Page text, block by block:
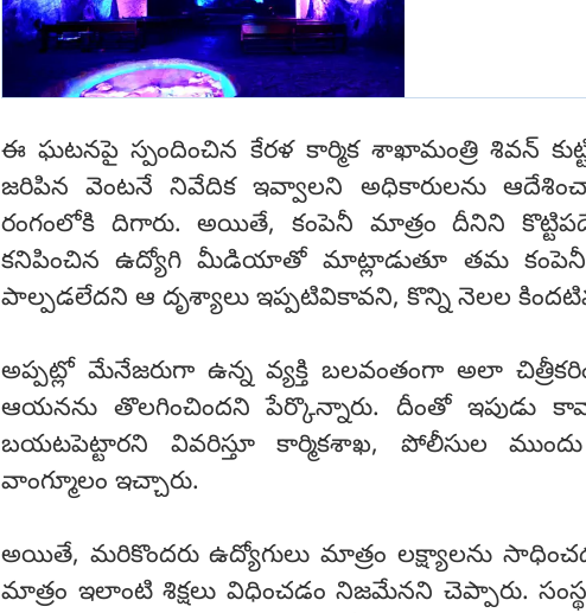
ఈ ఘటనపై స్పందించిన కేరళ కార్మిక శాఖామంత్రి శివన్
జరిపిన వెంటనే నివేదిక ఇవ్వాలని అధికారులను
రంగంలోకి దిగారు. అయితే, కంపెనీ మాత్రం దీనిని
కనిపించిన ఉద్యోగి మీడియాతో మాట్లాడుతూ తమ కంపెనీ
పాల్పడలేదని ఆ దృశ్యాలు ఇప్పటివికావని, కొన్ని నెలల
అప్పట్లో మేనేజరుగా ఉన్న వ్యక్తి బలవంతంగా అలా
ఆయనను తొలగించిందని పేర్కొన్నారు. దీంతో ఇపుడు
బయటపెట్టారని వివరిస్తూ కార్మికశాఖ, పోలీసుల
వాంగ్మూలం ఇచ్చారు.
అయితే, మరికొందరు ఉద్యోగులు మాత్రం లక్ష్యాలను
మాత్రం ఇలాంటి శిక్షలు విధించడం నిజమేనని చెప్పారు.